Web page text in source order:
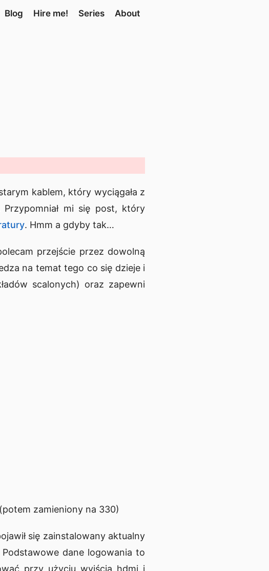
Blog Hire me! Series About
kablem, który wyciągała z
mi się post, który
. Hmm a gdyby tak…
przejście przez dowolną
na temat tego co się dzieje i
scalonych) oraz zapewni
zamieniony na 330)
się zainstalowany aktualny
Podstawowe dane logowania to
przy użyciu wyjścia hdmi i